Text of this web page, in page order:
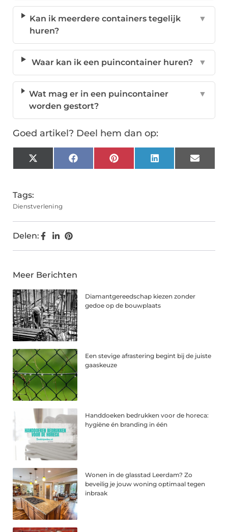
Kan ik meerdere containers tegelijk
huren?
▼
Waar kan ik een puincontainer huren? ▼
Wat mag er in een puincontainer
worden gestort?
▼
Goed artikel? Deel hem dan op:
X
(Twitter)
FacebookPinterestLinkedIn Email
Tags:
Dienstverlening
Delen:
Meer Berichten
Diamantgereedschap kiezen zonder
gedoe op de bouwplaats
Een stevige afrastering begint bij de juiste
gaaskeuze
Handdoeken bedrukken voor de horeca:
hygiëne én branding in één
Wonen in de glasstad Leerdam? Zo
beveilig je jouw woning optimaal tegen
inbraak